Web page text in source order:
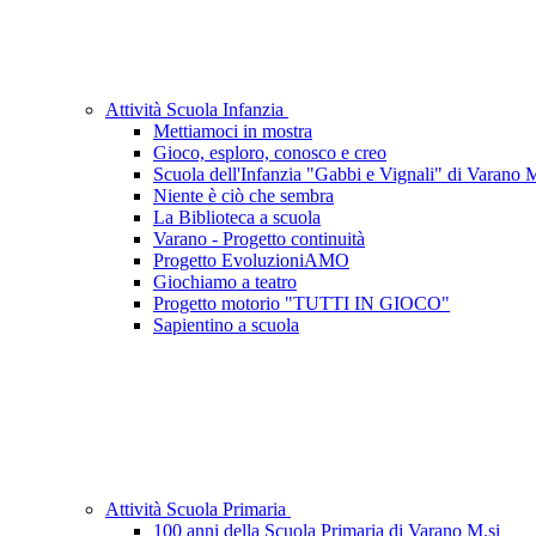
Attività Scuola Infanzia
Mettiamoci in mostra
Gioco, esploro, conosco e creo
Scuola dell'Infanzia "Gabbi e Vignali" di Varano
Niente è ciò che sembra
La Biblioteca a scuola
Varano - Progetto continuità
Progetto EvoluzioniAMO
Giochiamo a teatro
Progetto motorio "TUTTI IN GIOCO"
Sapientino a scuola
Attività Scuola Primaria
100 anni della Scuola Primaria di Varano M.si